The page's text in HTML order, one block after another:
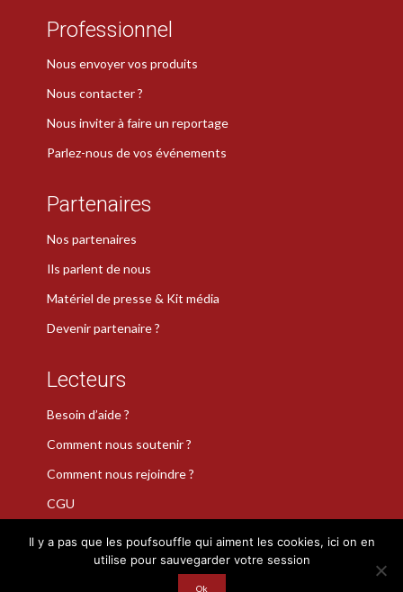
Professionnel
Nous envoyer vos produits
Nous contacter ?
Nous inviter à faire un reportage
Parlez-nous de vos événements
Partenaires
Nos partenaires
Ils parlent de nous
Matériel de presse & Kit média
Devenir partenaire ?
Lecteurs
Besoin d’aide ?
Comment nous soutenir ?
Comment nous rejoindre ?
CGU
La Plume de Poudlard est une marque déposée · Copyright 2026
Il y a pas que les poufsouffle qui aiment les cookies, ici on en
utilise pour sauvegarder votre session
Ok